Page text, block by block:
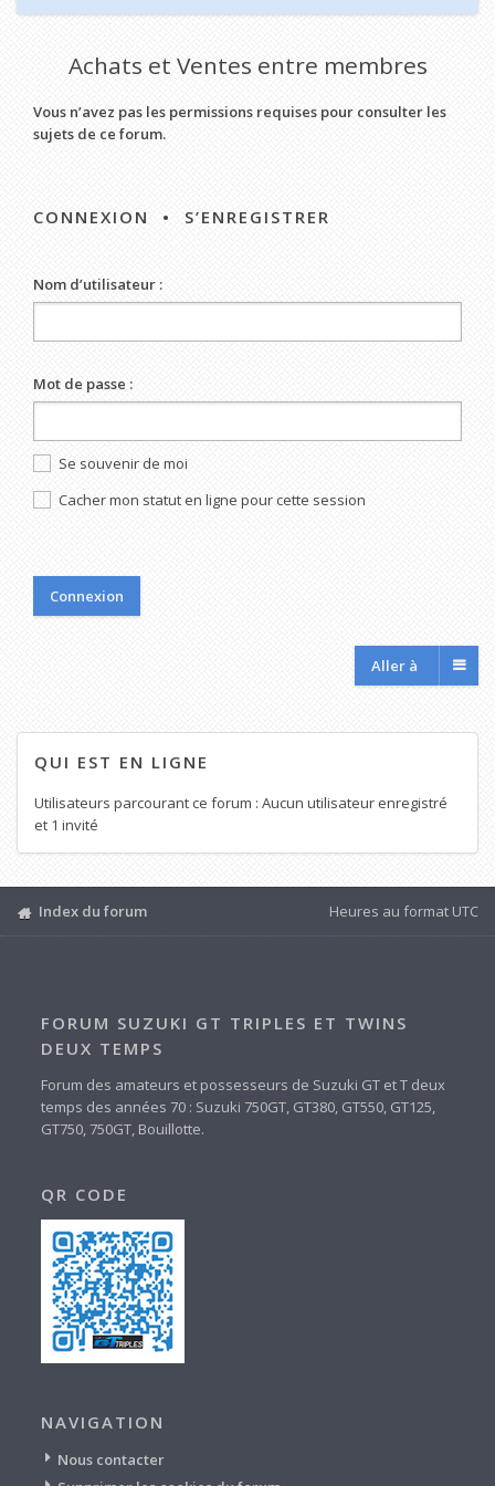
Achats et Ventes entre membres
Vous n’avez pas les permissions requises pour consulter les
sujets de ce forum.
CONNEXION • S’ENREGISTRER
Nom d’utilisateur :
Mot de passe :
Se souvenir de moi
Cacher mon statut en ligne pour cette session
Aller à
QUI EST EN LIGNE
Utilisateurs parcourant ce forum : Aucun utilisateur enregistré
et 1 invité
Index du forum Heures au format UTC
FORUM SUZUKI GT TRIPLES ET TWINS
DEUX TEMPS
Forum des amateurs et possesseurs de Suzuki GT et T deux
temps des années 70 : Suzuki 750GT, GT380, GT550, GT125,
GT750, 750GT, Bouillotte.
QR CODE
NAVIGATION
Nous contacter